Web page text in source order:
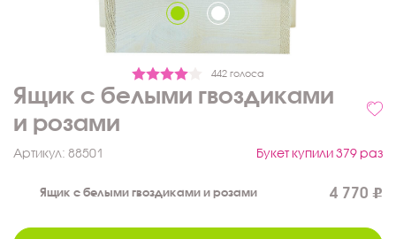
442 голоса
Ящик с белыми гвоздиками
и розами
Артикул: 88501 Букет купили 379 раз
Ящик с белыми гвоздиками и розами 4 770